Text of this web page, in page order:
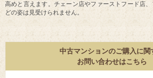
学校や慶応義塾幼稚舎、聖心女子学院、広尾学園中
館中学校・高等学校などの学校が多くあり、学生の姿
リアと言えるでしょう。ただ、これだけの高級エリア
施設である広尾プラザや広尾ガーデンといった買い物
高めと言えます。チェーン店やファーストフード店、
どの姿は見受けられません。